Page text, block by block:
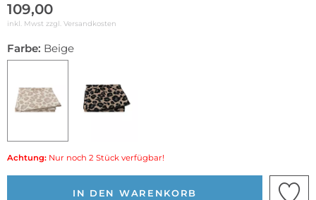
109,00
inkl. Mwst zzgl. Versandkosten
Farbe: Beige
Achtung: Nur noch 2 Stück verfügbar!
IN DEN WARENKORB